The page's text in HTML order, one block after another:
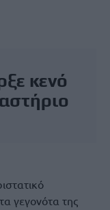
κενό
γεγονότα της